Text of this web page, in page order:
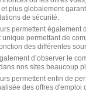
plus globalement
de sécurité.
permettent
permettant de
des différentes
d’observer le
nos sites beaucoup
permettent enfin de
des offres d'emploi